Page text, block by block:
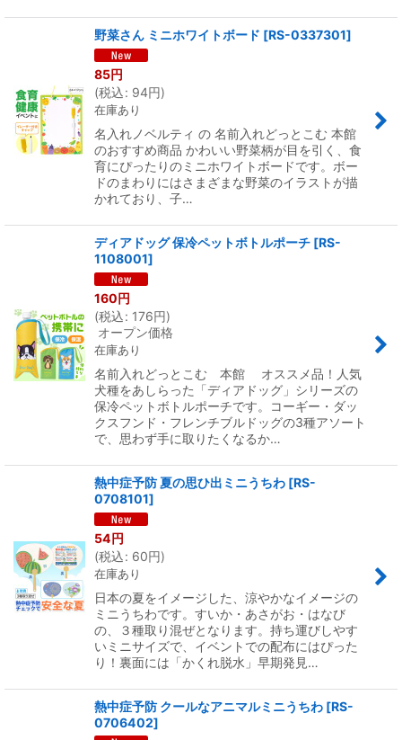
野菜さん ミニホワイトボード [RS-0337301]
85円
(税込: 94円)
在庫あり
名入れノベルティ の 名前入れどっとこむ 本館
のおすすめ商品 かわいい野菜柄が目を引く、食
育にぴったりのミニホワイトボードです。ボー
ドのまわりにはさまざまな野菜のイラストが描
かれており、子…
ディアドッグ 保冷ペットボトルポーチ [RS-
1108001]
160円
(税込: 176円)
オープン価格
在庫あり
名前入れどっとこむ 本館 オススメ品！人気
犬種をあしらった「ディアドッグ」シリーズの
保冷ペットボトルポーチです。コーギー・ダッ
クスフンド・フレンチブルドッグの3種アソート
で、思わず手に取りたくなるか…
熱中症予防 夏の思ひ出ミニうちわ [RS-
0708101]
54円
(税込: 60円)
在庫あり
日本の夏をイメージした、涼やかなイメージの
ミニうちわです。すいか・あさがお・はなび
の、３種取り混ぜとなります。持ち運びしやす
いミニサイズで、イベントでの配布にはぴった
り！裏面には「かくれ脱水」早期発見…
熱中症予防 クールなアニマルミニうちわ [RS-
0706402]